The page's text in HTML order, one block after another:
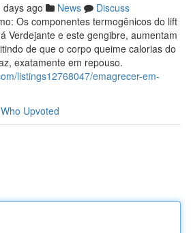
days ago News
Discuss
Os componentes termogênicos do lift
Verdejante e este gengibre, aumentam
de que o corpo queime calorias do
exatamente em repouso.
listings12768047/emagrecer-em-
Who Upvoted